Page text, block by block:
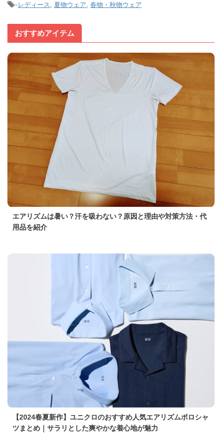
-レディース 夏物ウェア 春物・秋物ウェア
おすすめアイテム
エアリズムは暑い？汗を吸わない？原因と理由や対策方法・代
用品を紹介
【2024春夏新作】ユニクロのおすすめ人気エアリズムポロシャ
ツまとめ｜サラリとした爽やかな着心地が魅力